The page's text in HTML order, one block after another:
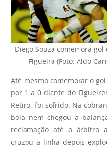
Diego Souza comemora
Figueira (Foto: Aldo
Até mesmo comemorar o
por 1 a 0 diante do
Retiro, foi sofrido. Na
bola nem chegou a
reclamação até o árbitro
cruzou a linha depois